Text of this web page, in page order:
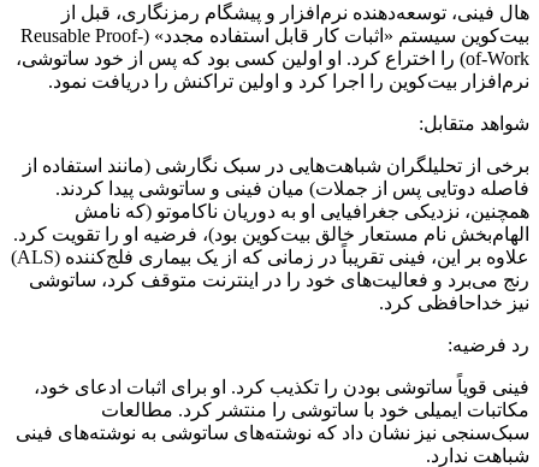
هال فینی، توسعه‌دهنده نرم‌افزار و پیشگام رمزنگاری، قبل از
بیت‌کوین سیستم «اثبات کار قابل استفاده مجدد» (Reusable Proof-
of-Work) را اختراع کرد. او اولین کسی بود که پس از خود ساتوشی،
نرم‌افزار بیت‌کوین را اجرا کرد و اولین تراکنش را دریافت نمود.
شواهد متقابل:
برخی از تحلیلگران شباهت‌هایی در سبک نگارشی (مانند استفاده از
فاصله دوتایی پس از جملات) میان فینی و ساتوشی پیدا کردند.
همچنین، نزدیکی جغرافیایی او به دوریان ناکاموتو (که نامش
الهام‌بخش نام مستعار خالق بیت‌کوین بود)، فرضیه او را تقویت کرد.
علاوه بر این، فینی تقریباً در زمانی که از یک بیماری فلج‌کننده (ALS)
رنج می‌برد و فعالیت‌های خود را در اینترنت متوقف کرد، ساتوشی
نیز خداحافظی کرد.
رد فرضیه:
فینی قویاً ساتوشی بودن را تکذیب کرد. او برای اثبات ادعای خود،
مکاتبات ایمیلی خود با ساتوشی را منتشر کرد. مطالعات
سبک‌سنجی نیز نشان داد که نوشته‌های ساتوشی به نوشته‌های فینی
شباهت ندارد.